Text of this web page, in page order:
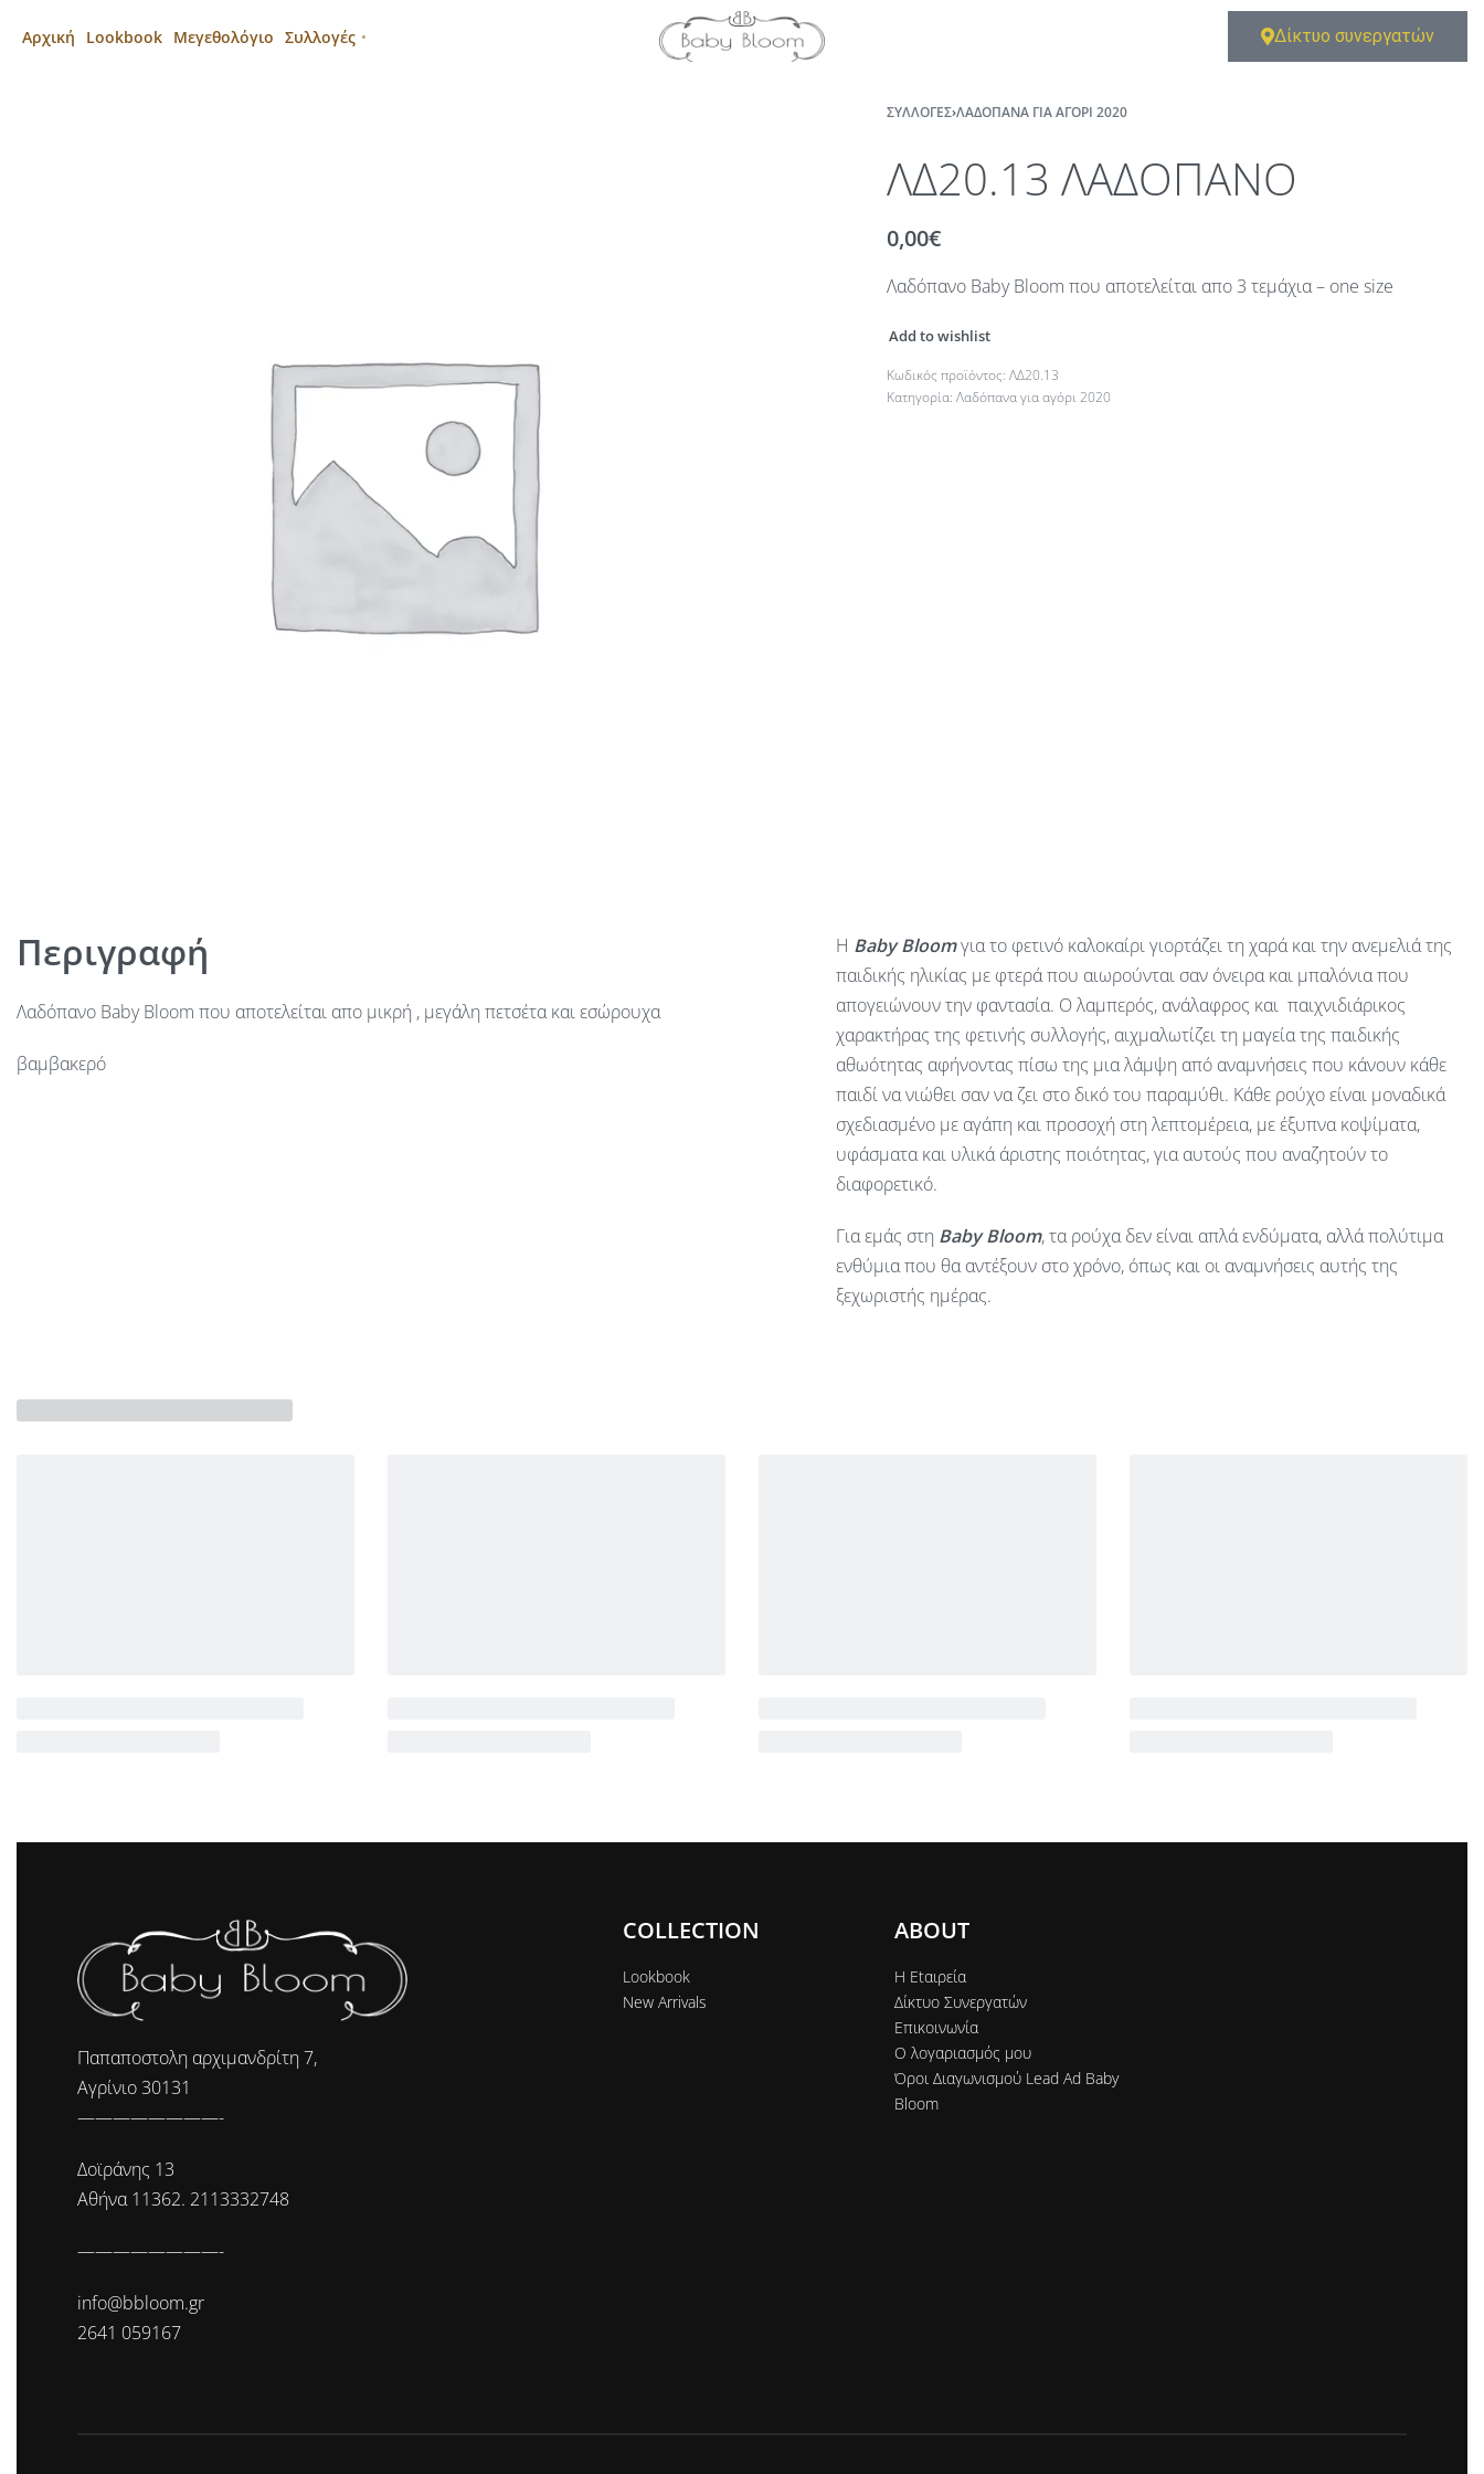
Αρχική Lookbook Μεγεθολόγιο Συλλογές Δίκτυο συνεργατών
ΣΥΛΛΟΓΈΣ›ΛΑΔΌΠΑΝΑ ΓΙΑ ΑΓΌΡΙ 2020
ΛΔ20.13 ΛΑΔΟΠΑΝΟ
0,00€
Λαδόπανο Baby Bloom που αποτελείται απο 3 τεμάχια – one size
Add to wishlist
ΛΔ20.13
Κατηγορία:Λαδόπανα για αγόρι 2020
Περιγραφή
Λαδόπανο Baby Bloom που αποτελείται απο μικρή , μεγάλη πετσέτα και εσώρουχα
βαμβακερό
Η Baby Bloomγια το φετινό καλοκαίρι γιορτάζει τη χαρά και την ανεμελιά της
παιδικής ηλικίας με φτερά που αιωρούνται σαν όνειρα και μπαλόνια που
απογειώνουν την φαντασία. Ο λαμπερός, ανάλαφρος και παιχνιδιάρικος
χαρακτήρας της φετινής συλλογής, αιχμαλωτίζει τη μαγεία της παιδικής
αθωότητας αφήνοντας πίσω της μια λάμψη από αναμνήσεις που κάνουν κάθε
παιδί να νιώθει σαν να ζει στο δικό του παραμύθι. Κάθε ρούχο είναι μοναδικά
σχεδιασμένο με αγάπη και προσοχή στη λεπτομέρεια, με έξυπνα κοψίματα,
υφάσματα και υλικά άριστης ποιότητας, για αυτούς που αναζητούν το
διαφορετικό.
Για εμάς στη Baby Bloom, τα ρούχα δεν είναι απλά ενδύματα, αλλά πολύτιμα
ενθύμια που θα αντέξουν στο χρόνο, όπως και οι αναμνήσεις αυτής της
ξεχωριστής ημέρας.
Παπαποστολη αρχιμανδρίτη 7,
Αγρίνιο 30131
————————-
Δοϊράνης 13
Αθήνα 11362. 2113332748
————————-
info@bbloom.gr
2641 059167
COLLECTION
Lookbook
New Arrivals
ABOUT
Η Εtαιρεία
Δίκτυο Συνεργατών
Επικοινωνία
Ο λογαριασμός μου
Όροι Διαγωνισμού Lead Ad Baby
Bloom